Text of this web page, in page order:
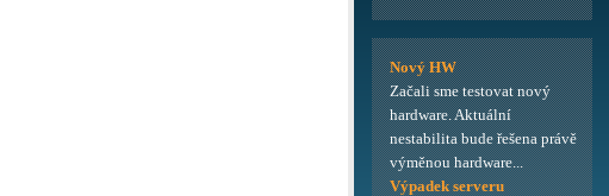
Nový HW
Začali sme testovat nový
hardware. Aktuální
nestabilita bude řešena právě
výměnou hardware...
Výpadek serveru